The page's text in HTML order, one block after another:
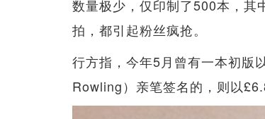
数量极少，仅印制了50​​0本，其
拍，都引起粉丝疯抢。
行方指，今年5月曾有一本初版
Rowling）亲笔签名的，则以